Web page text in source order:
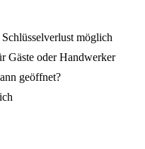
möglich
Gäste oder Handwerker
geöffnet?